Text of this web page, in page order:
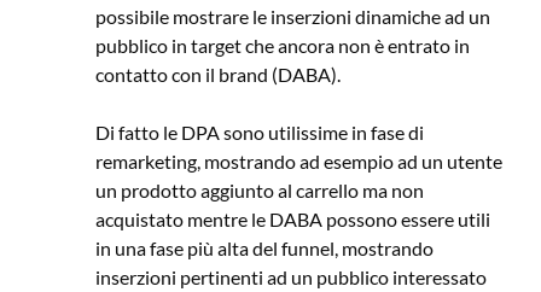
possibile mostrare le inserzioni dinamiche ad un
pubblico in target che ancora non è entrato in
contatto con il brand (DABA).
Di fatto le DPA sono utilissime in fase di
remarketing, mostrando ad esempio ad un utente
un prodotto aggiunto al carrello ma non
acquistato mentre le DABA possono essere utili
in una fase più alta del funnel, mostrando
inserzioni pertinenti ad un pubblico interessato